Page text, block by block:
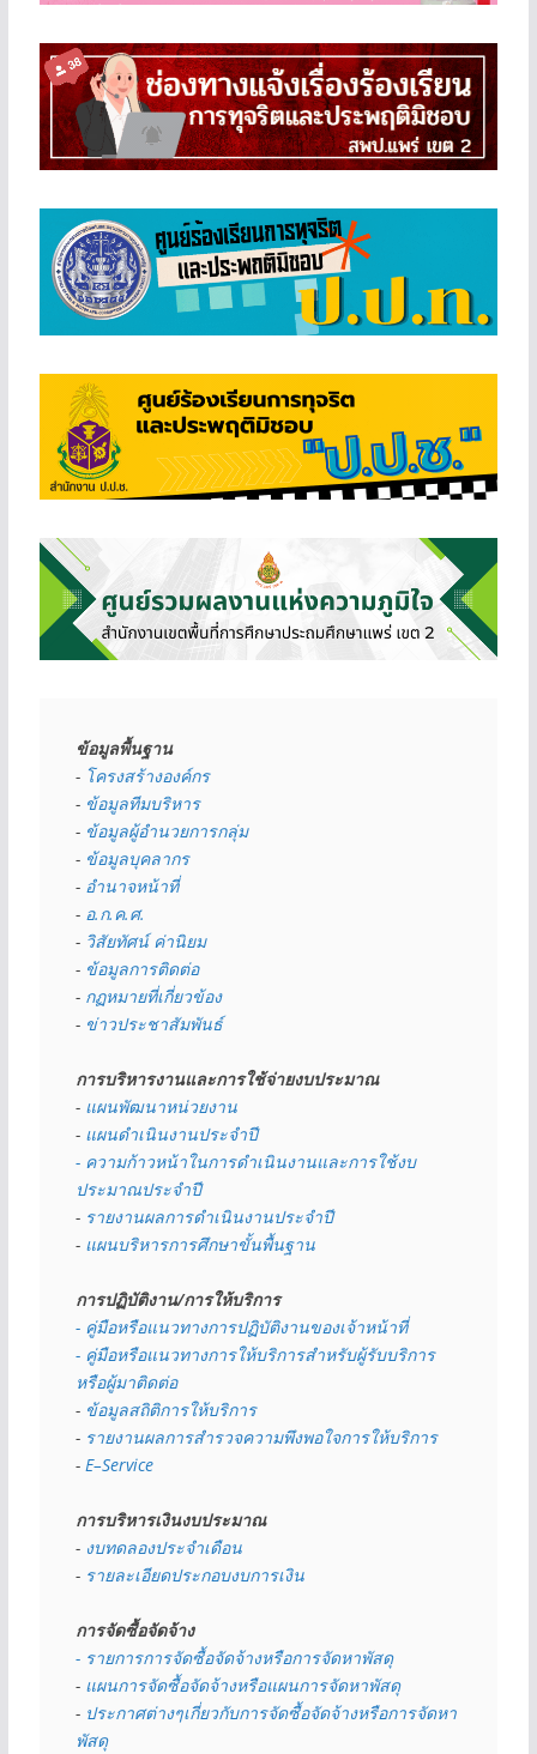
ข้อมูลพื้นฐาน
- โครงสร้างองค์กร
- ข้อมูลทีมบริหาร
- ข้อมูลผู้อำนวยการกลุ่ม
- ข้อมูลบุคลากร
- อำนาจหน้าที่
- อ.ก.ค.ศ.
- วิสัยทัศน์ ค่านิยม
- ข้อมูลการติดต่อ
- กฏหมายที่เกี่ยวข้อง
- ข่าวประชาสัมพันธ์
การบริหารงานและการใช้จ่ายงบประมาณ
- แผนพัฒนาหน่วยงาน
- แผนดำเนินงานประจำปี
- ความก้าวหน้าในการดำเนินงานและการใช้งบ
ประมาณประจำปี
- รายงานผลการดำเนินงานประจำปี
- แผนบริหารการศึกษาขั้นพื้นฐาน
การปฏิบัติงาน/การให้บริการ
- คู่มือหรือแนวทางการปฏิบัติงานของเจ้าหน้าที่
- คู่มือหรือแนวทางการให้บริการสำหรับผู้รับบริการ
หรือผู้มาติดต่อ
- ข้อมูลสถิติการให้บริการ
- รายงานผลการสำรวจความพึงพอใจการให้บริการ
- E–Service
การบริหารเงินงบประมาณ
- งบทดลองประจำเดือน
- รายละเอียดประกอบงบการเงิน
การจัดซื้อจัดจ้าง
- รายการการจัดซื้อจัดจ้างหรือการจัดหาพัสดุ
- แผนการจัดซื้อจัดจ้างหรือแผนการจัดหาพัสดุ
- ประกาศต่างๆเกี่ยวกับการจัดซื้อจัดจ้างหรือการจัดหา
พัสดุ